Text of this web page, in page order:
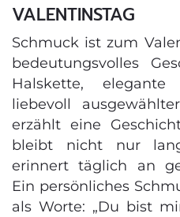
VALENTINSTAG
Schmuck ist zum
bedeutungsvolles
Halskette,
liebevoll
erzählt eine
bleibt nicht nur
erinnert täglich an
Ein persönliches
als Worte: „Du bist